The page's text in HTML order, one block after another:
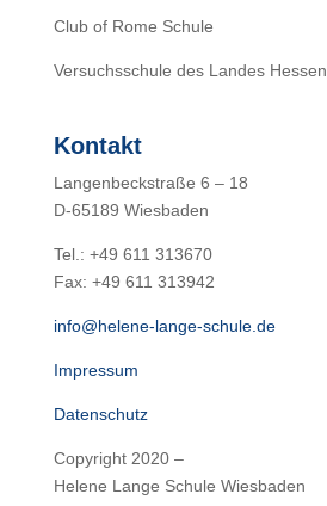
Club of Rome Schule
Versuchsschule des Landes Hessen
Kontakt
Langenbeckstraße 6 – 18
D-65189 Wiesbaden
Tel.: +49 611 313670
Fax: +49 611 313942
info@helene-lange-schule.de
Impressum
Datenschutz
Copyright 2020 –
Helene Lange Schule Wiesbaden